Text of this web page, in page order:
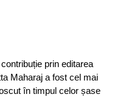
prin editarea
Maharaj a fost cel mai
în timpul celor șase